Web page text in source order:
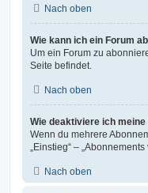
Nach oben
Wie kann ich ein Forum
Um ein Forum zu
Seite befindet.
Nach oben
Wie deaktiviere ich
Wenn du mehrere
„Einstieg“ –
Nach oben